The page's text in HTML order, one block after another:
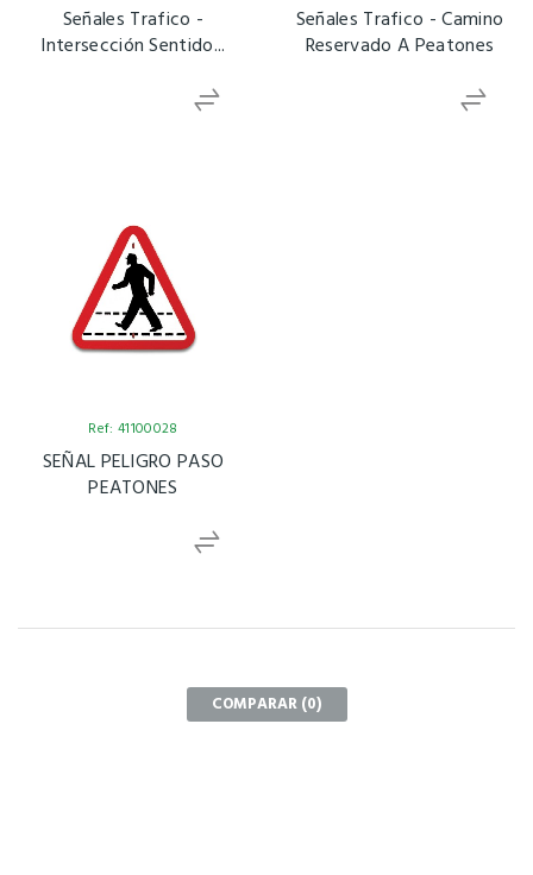
Señales Trafico -
Intersección Sentido...
Señales Trafico - Camino
Reservado A Peatones
Ref: 41100028
SEÑAL PELIGRO PASO
PEATONES
COMPARAR (0)